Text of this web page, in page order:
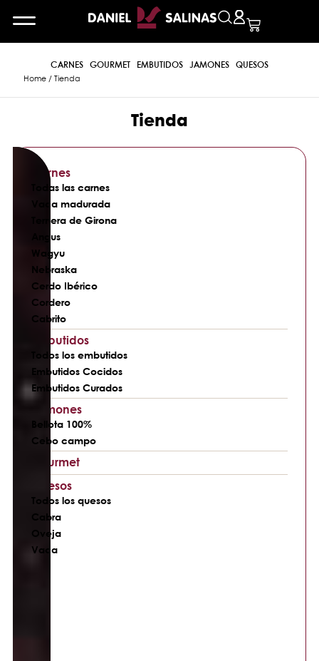
CARNES GOURMET EMBUTIDOS JAMONES QUESOS
Home/ Tienda
Tienda
Carnes
Todas las carnes
Vaca madurada
Ternera de Girona
Angus
Wagyu
Nebraska
Cerdo Ibérico
Cordero
Cabrito
Embutidos
Todos los embutidos
Embutidos Cocidos
Embutidos Curados
Jamones
Bellota 100%
Cebo campo
Gourmet
Quesos
Todos los quesos
Cabra
Oveja
Vaca